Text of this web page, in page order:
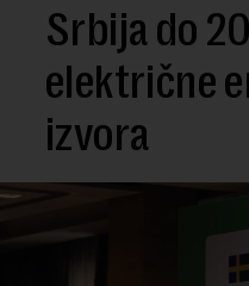
Srbija do
električne
izvora